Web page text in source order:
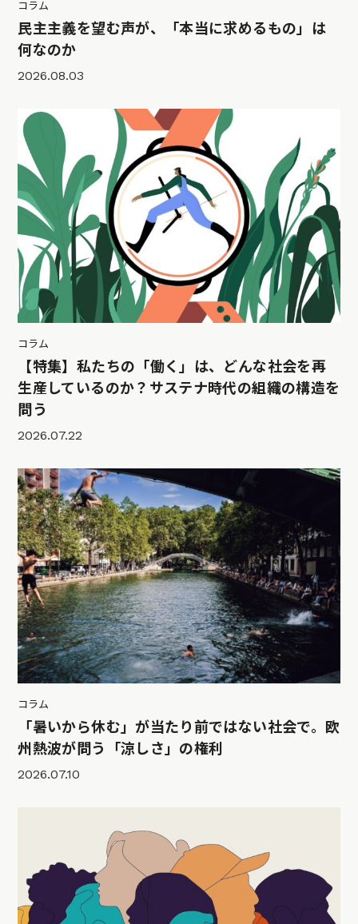
コラム
民主主義を望む声が、「本当に求めるもの」は
何なのか
2026.08.03
コラム
【特集】私たちの「働く」は、どんな社会を再
生産しているのか？サステナ時代の組織の構造を
問う
2026.07.22
コラム
「暑いから休む」が当たり前ではない社会で。欧
州熱波が問う「涼しさ」の権利
2026.07.10